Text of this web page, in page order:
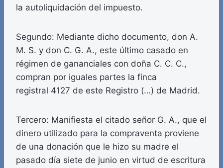
la autoliquidación del impuesto.
Segundo: Mediante dicho documento, don A.
M. S. y don C. G. A., este último casado en
régimen de gananciales con doña C. C. C.,
compran por iguales partes la finca
registral 4127 de este Registro (…) de Madrid.
Tercero: Manifiesta el citado señor G. A., que el
dinero utilizado para la compraventa proviene
de una donación que le hizo su madre el
pasado día siete de junio en virtud de escritura